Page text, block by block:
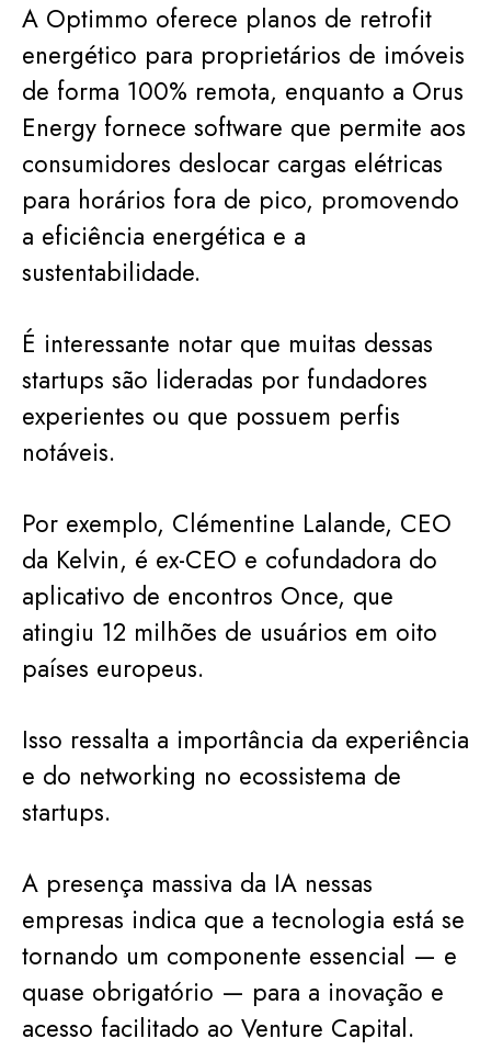
A Optimmo oferece planos de retrofit
energético para proprietários de imóveis
de forma 100% remota, enquanto a Orus
Energy fornece software que permite aos
consumidores deslocar cargas elétricas
para horários fora de pico, promovendo
a eficiência energética e a
sustentabilidade.
É interessante notar que muitas dessas
startups são lideradas por fundadores
experientes ou que possuem perfis
notáveis.
Por exemplo, Clémentine Lalande, CEO
da Kelvin, é ex-CEO e cofundadora do
aplicativo de encontros Once, que
atingiu 12 milhões de usuários em oito
países europeus.
Isso ressalta a importância da experiência
e do networking no ecossistema de
startups.
A presença massiva da IA nessas
empresas indica que a tecnologia está se
tornando um componente essencial — e
quase obrigatório — para a inovação e
acesso facilitado ao Venture Capital.